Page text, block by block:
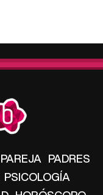
PAREJA PADRES
PSICOLOGÍA